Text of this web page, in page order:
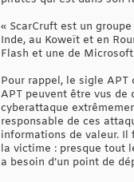
« ScarCruft est un
Inde, au Koweït et en
Flash et une de
Pour rappel, le sigle APT
APT peuvent être vus de
cyberattaque
responsable de ces
informations de valeur. Il
la victime : presque tout
a besoin d’un point de